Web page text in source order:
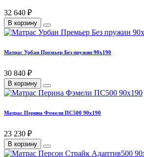
32 640 ₽
В корзину
Матрас Урбан Премьер Без пружин 90х190
30 840 ₽
В корзину
Матрас Перина Фэмели ПС500 90х190
23 230 ₽
В корзину